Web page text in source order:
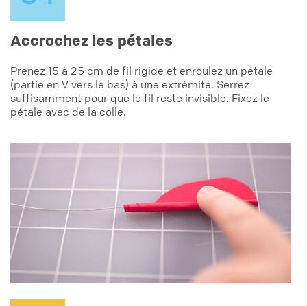
Accrochez les pétales
Prenez 15 à 25 cm de fil rigide et enroulez un pétale
(partie en V vers le bas) à une extrémité. Serrez
suffisamment pour que le fil reste invisible. Fixez le
pétale avec de la colle.